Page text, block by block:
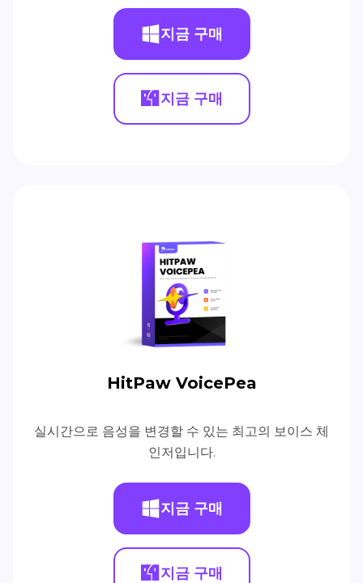
지금 구매
지금 구매
HitPaw VoicePea
실시간으로 음성을 변경할 수 있는 최고의 보이스 체
인저입니다.
지금 구매
지금 구매